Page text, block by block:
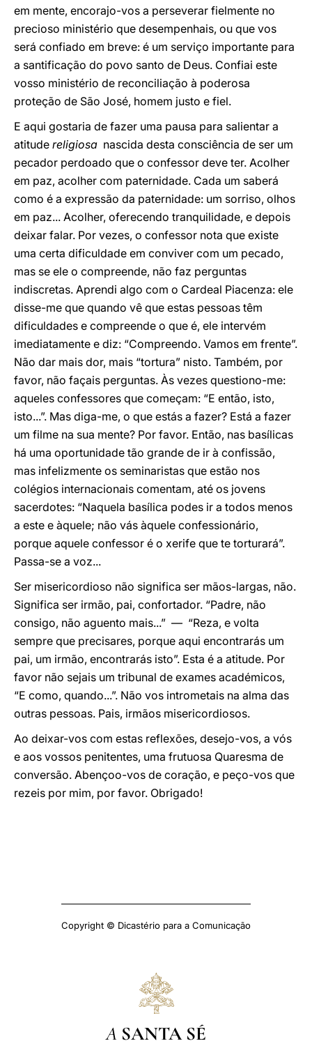
em mente, encorajo-vos a perseverar fielmente no
precioso ministério que desempenhais, ou que vos
será confiado em breve: é um serviço importante para
a santificação do povo santo de Deus. Confiai este
vosso ministério de reconciliação à poderosa
proteção de São José, homem justo e fiel.
E aqui gostaria de fazer uma pausa para salientar a
atitude religiosa nascida desta consciência de ser um
pecador perdoado que o confessor deve ter. Acolher
em paz, acolher com paternidade. Cada um saberá
como é a expressão da paternidade: um sorriso, olhos
em paz... Acolher, oferecendo tranquilidade, e depois
deixar falar. Por vezes, o confessor nota que existe
uma certa dificuldade em conviver com um pecado,
mas se ele o compreende, não faz perguntas
indiscretas. Aprendi algo com o Cardeal Piacenza: ele
disse-me que quando vê que estas pessoas têm
dificuldades e compreende o que é, ele intervém
imediatamente e diz: “Compreendo. Vamos em frente”.
Não dar mais dor, mais “tortura” nisto. Também, por
favor, não façais perguntas. Às vezes questiono-me:
aqueles confessores que começam: “E então, isto,
isto...”. Mas diga-me, o que estás a fazer? Está a fazer
um filme na sua mente? Por favor. Então, nas basílicas
há uma oportunidade tão grande de ir à confissão,
mas infelizmente os seminaristas que estão nos
colégios internacionais comentam, até os jovens
sacerdotes: “Naquela basílica podes ir a todos menos
a este e àquele; não vás àquele confessionário,
porque aquele confessor é o xerife que te torturará”.
Passa-se a voz...
Ser misericordioso não significa ser mãos-largas, não.
Significa ser irmão, pai, confortador. “Padre, não
consigo, não aguento mais...” — “Reza, e volta
sempre que precisares, porque aqui encontrarás um
pai, um irmão, encontrarás isto”. Esta é a atitude. Por
favor não sejais um tribunal de exames académicos,
“E como, quando...”. Não vos intrometais na alma das
outras pessoas. Pais, irmãos misericordiosos.
Ao deixar-vos com estas reflexões, desejo-vos, a vós
e aos vossos penitentes, uma frutuosa Quaresma de
conversão. Abençoo-vos de coração, e peço-vos que
rezeis por mim, por favor. Obrigado!
Copyright © Dicastério para a Comunicação
A SANTA SÉ